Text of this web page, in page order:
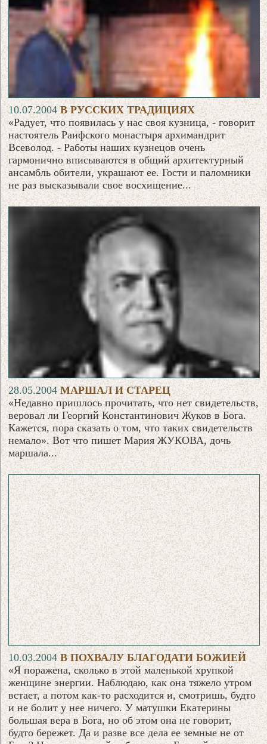
10.07.2004В РУССКИХ ТРАДИЦИЯХ
«Радует, что появилась у нас своя кузница, - говорит
настоятель Раифского монастыря архимандрит
Всеволод. - Работы наших кузнецов очень
гармонично вписываются в общий архитектурный
ансамбль обители, украшают ее. Гости и паломники
не раз высказывали свое восхищение...
28.05.2004МАРШАЛ И СТАРЕЦ
«Недавно пришлось прочитать, что нет свидетельств,
веровал ли Георгий Константинович Жуков в Бога.
Кажется, пора сказать о том, что таких свидетельств
немало». Вот что пишет Мария ЖУКОВА, дочь
маршала...
10.03.2004В ПОХВАЛУ БЛАГОДАТИ БОЖИЕЙ
«Я поражена, сколько в этой маленькой хрупкой
женщине энергии. Наблюдаю, как она тяжело утром
встает, а потом как-то расходится и, смотришь, будто
и не болит у нее ничего. У матушки Екатерины
большая вера в Бога, но об этом она не говорит,
будто бережет. Да и разве все дела ее земные не от